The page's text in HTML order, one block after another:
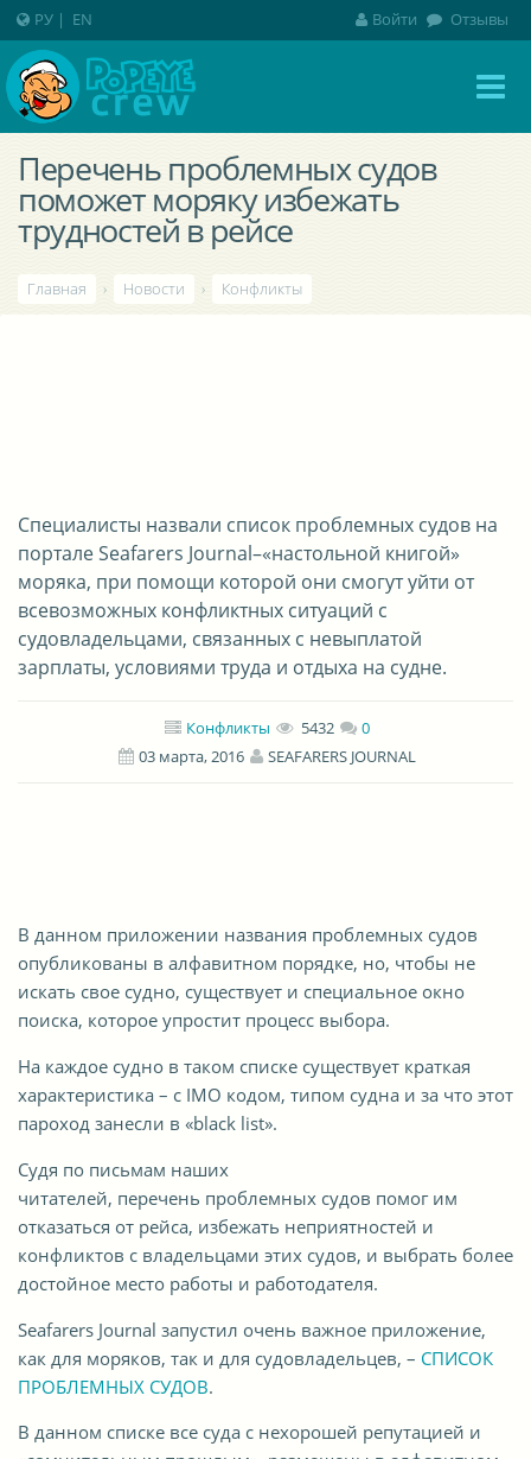
Перечень проблемных судов
поможет моряку избежать
трудностей в рейсе
Главная › Новости › Конфликты
Специалисты назвали список проблемных судов на
портале Seafarers Journal–«настольной книгой»
моряка, при помощи которой они смогут уйти от
всевозможных конфликтных ситуаций с
судовладельцами, связанных с невыплатой
зарплаты, условиями труда и отдыха на судне.
Конфликты 5432
0
03 марта, 2016
SEAFARERS JOURNAL
В данном приложении названия проблемных судов
опубликованы в алфавитном порядке, но, чтобы не
искать свое судно, существует и специальное окно
поиска, которое упростит процесс выбора.
На каждое судно в таком списке существует краткая
характеристика – с IMO кодом, типом судна и за что этот
пароход занесли в «black list».
Cудя по письмам наших
читателей, перечень проблемных судов помог им
отказаться от рейса, избежать неприятностей и
конфликтов с владельцами этих судов, и выбрать более
достойное место работы и работодателя.
Seafarers Journal запустил очень важное приложение,
как для моряков, так и для судовладельцев, – СПИСОК
ПРОБЛЕМНЫХ СУДОВ.
В данном списке все суда с нехорошей репутацией и
РУ | EN Войти Отзывы